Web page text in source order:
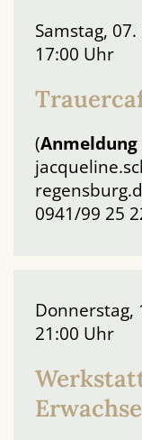
Samstag,
17:00 Uhr
(Anmeldung
0941/99 25
Donnerstag,
21:00 Uhr